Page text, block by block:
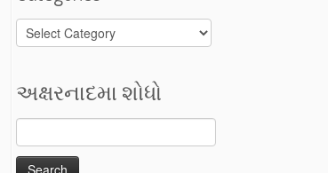
Categories
અક્ષરનાદમા શોધો